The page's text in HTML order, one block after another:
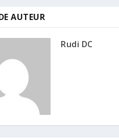
AUTEUR
Rudi DC